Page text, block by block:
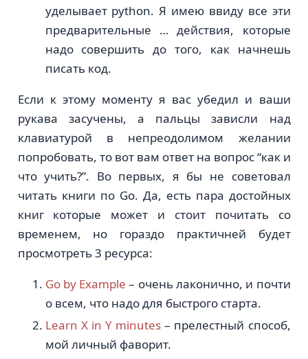
уделывает python. Я имею ввиду все эти
предварительные … действия, которые
надо совершить до того, как начнешь
писать код.
Если к этому моменту я вас убедил и ваши
рукава засучены, а пальцы зависли над
клавиатурой в непреодолимом желании
попробовать, то вот вам ответ на вопрос “как и
что учить?”. Во первых, я бы не советовал
читать книги по Go. Да, есть пара достойных
книг которые может и стоит почитать со
временем, но гораздо практичней будет
просмотреть 3 ресурса:
Go by Example – очень лаконично, и почти
о всем, что надо для быстрого старта.
Learn X in Y minutes – прелестный способ,
мой личный фаворит.